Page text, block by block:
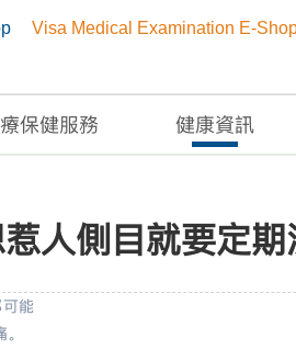
Visa Medical Examination E-
保健服務 健康資訊
想惹人側目就
人側目就要定
能